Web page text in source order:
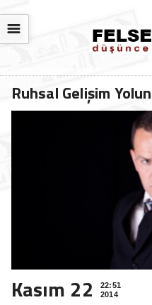
☰
Ruhsal Gelişim
Kasım 22
22:51
2014